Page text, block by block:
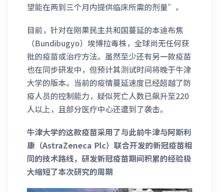
望能在两到三个月内提供临床所需的剂量”。
目前，针对在刚果民主共和国蔓延的本迪布焦
（Bundibugyo）埃博拉毒株，全球尚无任何获
批的疫苗或治疗方法。虽然至少还有另一款疫苗
也在同步研发中，但预计其测试时间将晚于牛津
大学的版本。当前的疫情蔓延速度已经超越了防
疫人员的控制能力，疑似死亡人数已飙升至220
人以上，且部分医疗中心还遭到了袭击。
牛津大学的这款疫苗采用了与此前牛津与阿斯利
康（AstraZeneca Plc）联合开发的新冠疫苗相
同的技术路线，研发新冠疫苗期间积累的经验极
大缩短了本次研究的周期